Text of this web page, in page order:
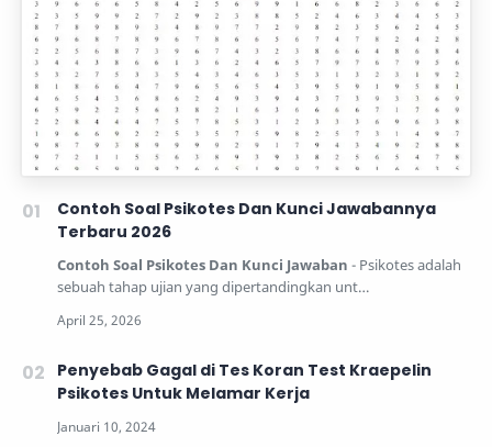
Contoh Soal Psikotes Dan Kunci Jawabannya
Terbaru 2026
Contoh Soal Psikotes Dan Kunci Jawaban - Psikotes adalah
sebuah tahap ujian yang dipertandingkan unt…
Penyebab Gagal di Tes Koran Test Kraepelin
Psikotes Untuk Melamar Kerja